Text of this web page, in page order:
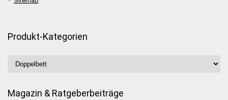
Produkt-Kategorien
Magazin & Ratgeberbeiträge